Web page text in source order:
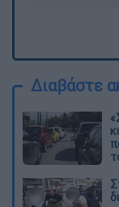
Διαβάστε